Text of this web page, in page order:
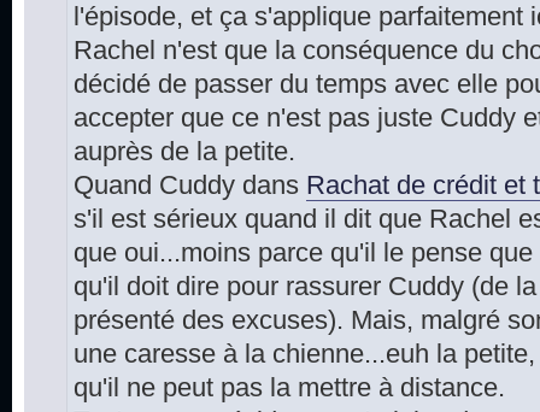
l'épisode, et ça s'applique parfaitement
Rachel n'est que la conséquence du
décidé de passer du temps avec elle
accepter que ce n'est pas juste Cuddy
auprès de la petite.
Quand Cuddy dans Rachat de crédit et
s'il est sérieux quand il dit que Rachel
que oui...moins parce qu'il le pense
qu'il doit dire pour rassurer Cuddy (de
présenté des excuses). Mais, malgré
une caresse à la chienne...euh la
qu'il ne peut pas la mettre à distance.